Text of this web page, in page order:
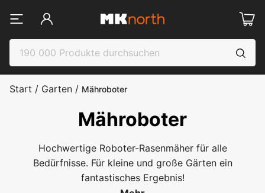
Start / Garten / Mähroboter
Mähroboter
Hochwertige Roboter-Rasenmäher für alle
Bedürfnisse. Für kleine und große Gärten ein
fantastisches Ergebnis!